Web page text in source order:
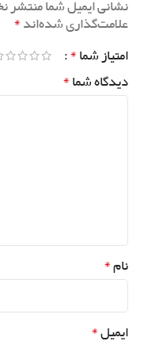
نشانی ایمیل شما منتشر
علامت‌گذاری شده‌اند*
امتیاز شما*
دیدگاه شما*
نام*
ایمیل*